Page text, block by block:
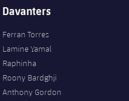
Davanters
Ferran Torres
Lamine Yamal
Raphinha
Roony Bardghji
Anthony Gordon